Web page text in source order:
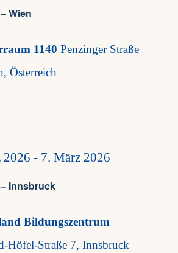
Wien
1140 Penzinger Straße
Österreich
Innsbruck
2026 - 7. März 2026
Bildungszentrum
Höfel-Straße 7, Innsbruck